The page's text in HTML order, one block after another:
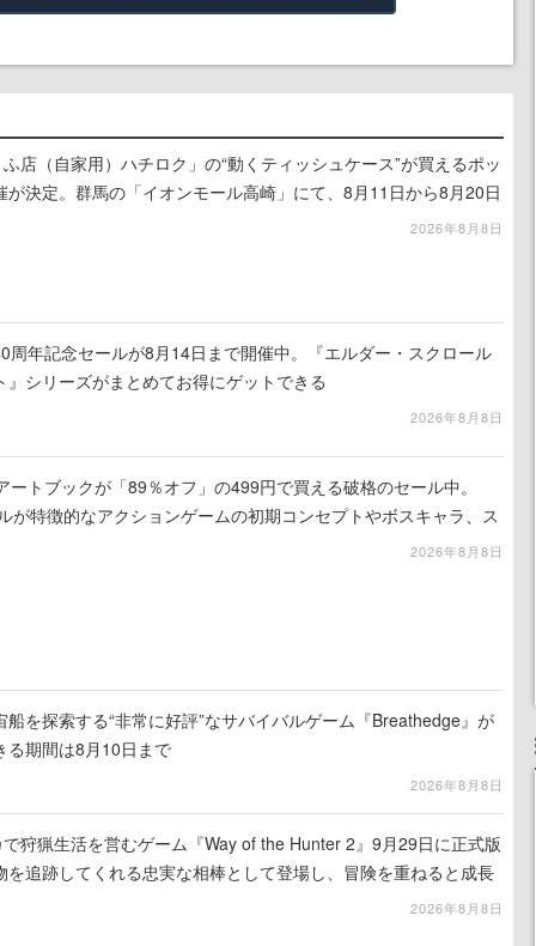
店（自家用）ハチロク」の“動くティッシュケース”が買えるポッ
決定。群馬の「イオンモール高崎」にて、8月11日から8月20日
2026年8月8日
周年記念セールが8月14日まで開催中。『エルダー・スクロール
シリーズがまとめてお得にゲットできる
2026年8月8日
トブックが「89％オフ」の499円で買える破格のセール中。
が特徴的なアクションゲームの初期コンセプトやボスキャラ、ス
2026年8月8日
を探索する“非常に好評”なサバイバルゲーム『Breathedge』が
る期間は8月10日まで
2026年8月8日
で狩猟生活を営むゲーム『Way of the Hunter 2』9月29日に正式版
を追跡してくれる忠実な相棒として登場し、冒険を重ねると成長
2026年8月8日